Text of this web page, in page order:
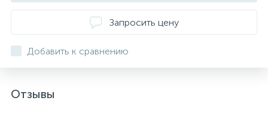
Запросить цену
Добавить к сравнению
Отзывы